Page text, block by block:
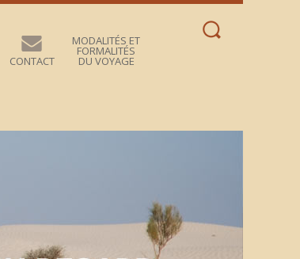
CONTACT
MODALITÉS ET
FORMALITÉS
DU VOYAGE
Rechercher :